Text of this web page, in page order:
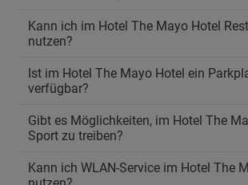
Kann ich im Hotel The Mayo Hotel
nutzen?
Ist im Hotel The Mayo Hotel ein
verfügbar?
Gibt es Möglichkeiten, im Hotel The
Sport zu treiben?
Kann ich WLAN-Service im Hotel The